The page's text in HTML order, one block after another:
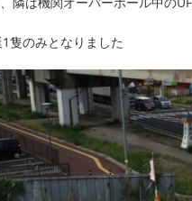
隻のみとなりました